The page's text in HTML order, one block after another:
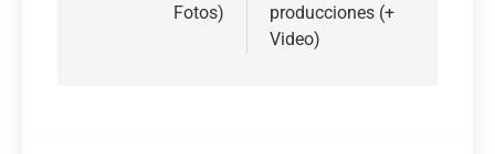
Fotos)
producciones (+
Video)